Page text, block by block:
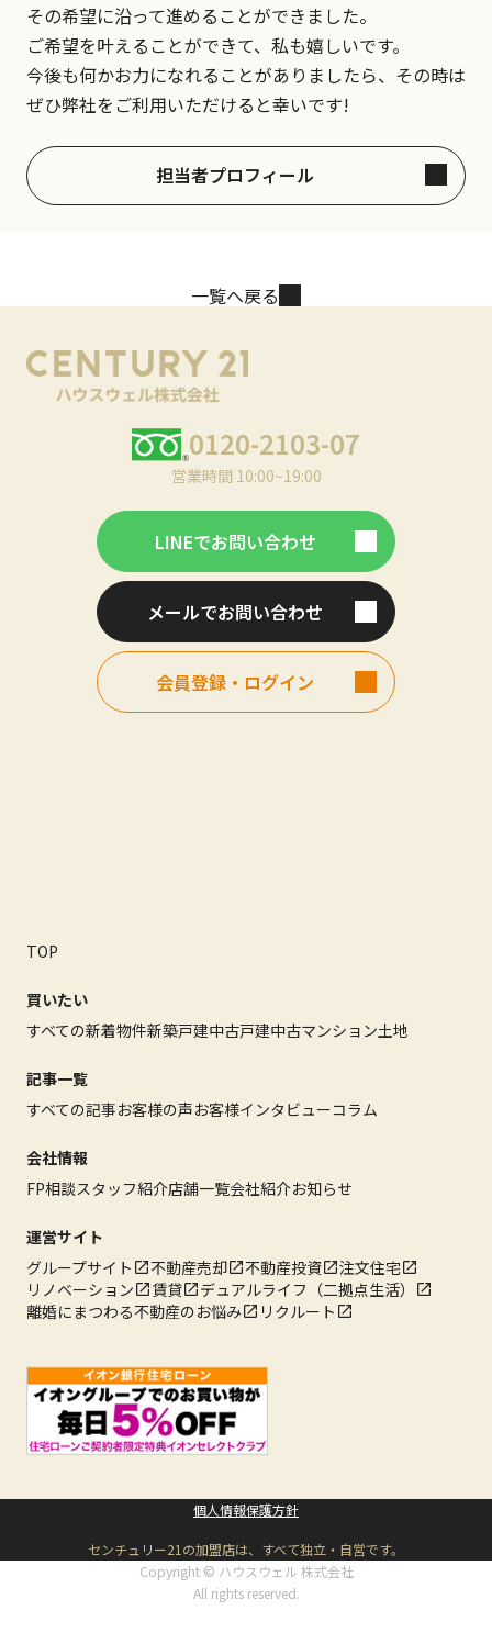
その希望に沿って進めることができました。
ご希望を叶えることができて、私も嬉しいです。
今後も何かお力になれることがありましたら、その時は
ぜひ弊社をご利用いただけると幸いです!
担当者プロフィール
一覧へ戻る
0120-2103-07
営業時間 10:00~19:00
LINEでお問い合わせ
メールでお問い合わせ
会員登録・ログイン
TOP
買いたい
すべての新着物件新築戸建中古戸建中古マンション土地
記事一覧
すべての記事お客様の声お客様インタビューコラム
会社情報
FP相談スタッフ紹介店舗一覧会社紹介お知らせ
運営サイト
グループサイト
不動産売却 不動産投資
注文住宅
リノベーション
賃貸
デュアルライフ（二拠点生活）
離婚にまつわる不動産のお悩み
リクルート
個人情報保護方針
センチュリー21の加盟店は、すべて独立・自営です。
Copyright © ハウスウェル 株式会社
All rights reserved.